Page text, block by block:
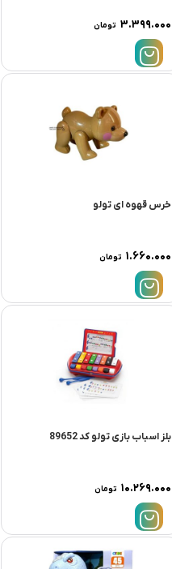
۳.۳۹۹.۰۰۰ تومان
خرس قهوه ای تولو
۱.۶۶۰.۰۰۰ تومان
بلز اسباب بازی تولو کد 89652
۱۰.۲۶۹.۰۰۰ تومان